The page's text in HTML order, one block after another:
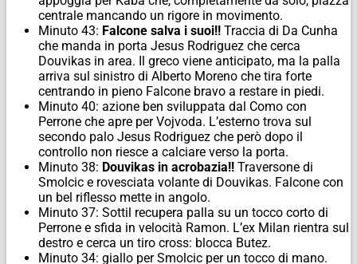
centrale mancando un rigore in movimento.
Minuto 43: Falcone salva i suoi!! Traccia di Da Cunha
che manda in porta Jesus Rodriguez che cerca
Douvikas in area. Il greco viene anticipato, ma la palla
arriva sul sinistro di Alberto Moreno che tira forte
centrando in pieno Falcone bravo a restare in piedi.
Minuto 40: azione ben sviluppata dal Como con
Perrone che apre per Vojvoda. L’esterno trova sul
secondo palo Jesus Rodriguez che però dopo il
controllo non riesce a calciare verso la porta.
Minuto 38: Douvikas in acrobazia!! Traversone di
Smolcic e rovesciata volante di Douvikas. Falcone con
un bel riflesso mette in angolo.
Minuto 37: Sottil recupera palla su un tocco corto di
Perrone e sfida in velocità Ramon. L’ex Milan rientra sul
destro e cerca un tiro cross: blocca Butez.
Minuto 34: giallo per Smolcic per un tocco di mano.